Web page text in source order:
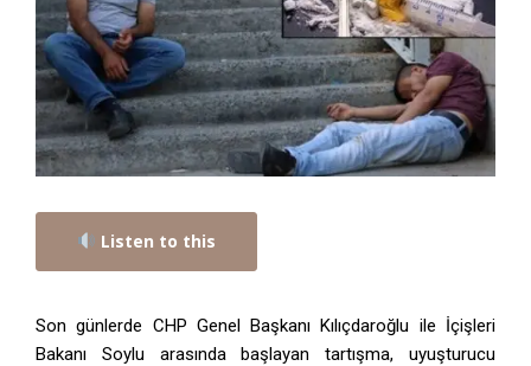
Listen to this
Son günlerde CHP Genel Başkanı Kılıçdaroğlu ile İçişleri
Bakanı Soylu arasında başlayan tartışma, uyuşturucu